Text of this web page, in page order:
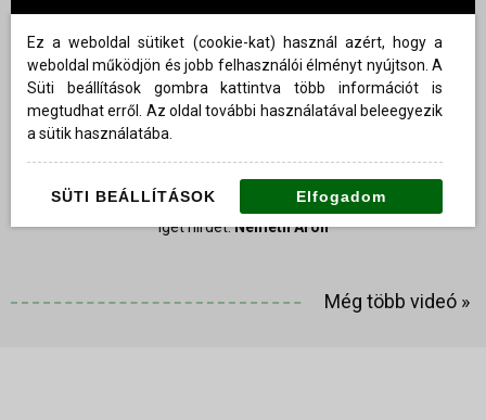
Igét hirdet:Németh Áron
Még több videó »
Ez a weboldal sütiket (cookie-kat) használ azért, hogy a
weboldal működjön és jobb felhasználói élményt nyújtson. A
Süti beállítások gombra kattintva több információt is
megtudhat erről. Az oldal további használatával beleegyezik
a sütik használatába.
SÜTI BEÁLLÍTÁSOK Elfogadom